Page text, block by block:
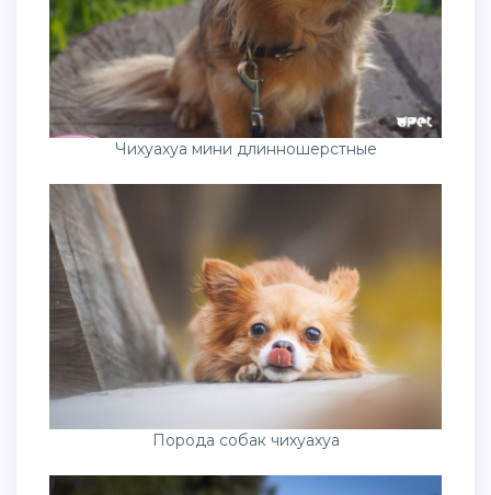
Чихуахуа мини длинношерстные
Порода собак чихуахуа